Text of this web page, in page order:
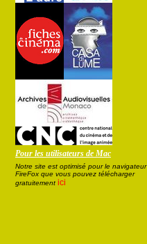
Pour les utilisateurs de Mac
Notre site est optimisé pour le navigateur
FireFox que vous pouvez télécharger
gratuitement ici